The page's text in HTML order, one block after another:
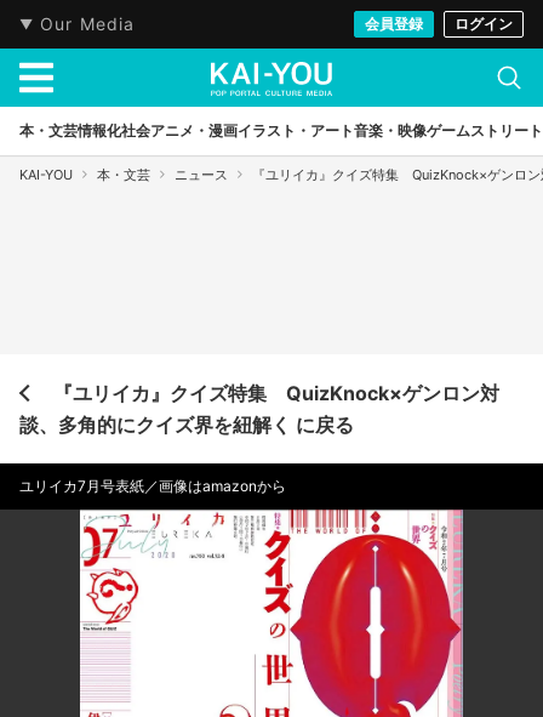
Our Media 会員登録 ログイン
本・文芸情報化社会アニメ・漫画イラスト・アート音楽・映像ゲームストリート
KAI-YOU 本・文芸 ニュース 『ユリイカ』クイズ特集 QuizKnock×ゲンロ
『ユリイカ』クイズ特集 QuizKnock×ゲンロン対
談、多角的にクイズ界を紐解く に戻る
ユリイカ7月号表紙／画像はamazonから